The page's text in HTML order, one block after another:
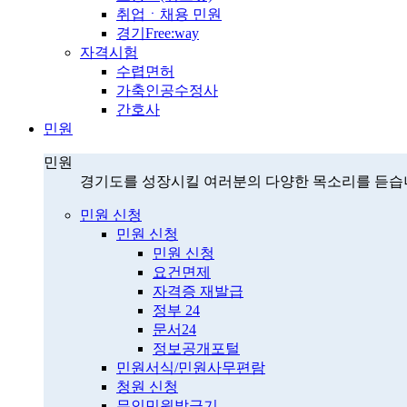
취업ㆍ채용 민원
경기Free:way
자격시험
수렵면허
가축인공수정사
간호사
민원
민원
경기도를 성장시킬 여러분의 다양한 목소리를 듣습
민원 신청
민원 신청
민원 신청
요건면제
자격증 재발급
정부 24
문서24
정보공개포털
민원서식/민원사무편람
청원 신청